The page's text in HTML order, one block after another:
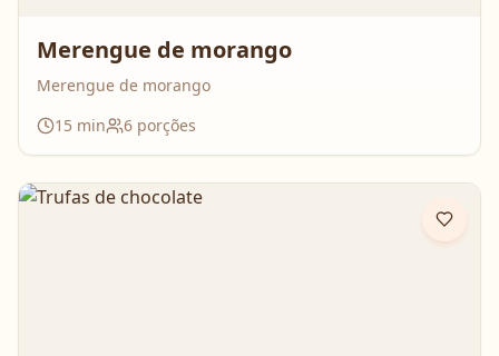
Merengue de morango
Merengue de morango
15 min 6 porções